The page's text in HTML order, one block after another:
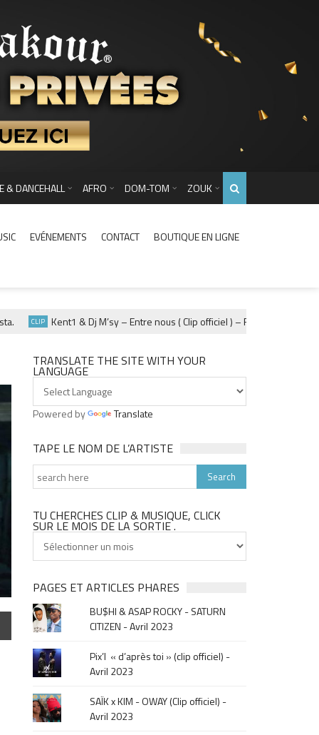
& DANCEHALL AFRO DOM-TOM ZOUK
EVÉNEMENTS CONTACT BOUTIQUE EN LIGNE
Kent1 & Dj M’sy – Entre nous ( Clip officiel ) – Fevrier 2025
TRANSLATE THE SITE WITH YOUR
LANGUAGE
Powered by Translate
TAPE LE NOM DE L’ARTISTE
TU CHERCHES CLIP & MUSIQUE, CLICK
SUR LE MOIS DE LA SORTIE .
cherches
&
musique,
click
sur
le
mois
de
la
sortie
.
PAGES ET ARTICLES PHARES
BU$HI & ASAP ROCKY - SATURN
CITIZEN - Avril 2023
Pix’l « d’après toi » (clip officiel) -
Avril 2023
SAÏK x KIM - OWAY (Clip officiel) -
Avril 2023